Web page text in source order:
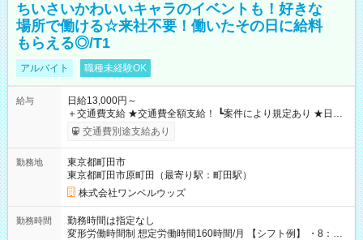
ちいさいかわいいキャラのイベントも！好きな
場所で働ける☆来社不要！働いたその日に給料
もらえる◎/T1
アルバイト 職種未経験OK
給与
日給13,000円～
＋交通費支給 ★交通費全額支給！ ┗案件により規定あり ★日払
いOK！（規定あり） ┗働いたその日に現金GET♪ お仕事後はコ
ンビニATMから 日払い分を引き落とせます！ 【試用期間】試
交通費別途支給あり
勤務地
東京都町田市
東京都町田市原町田（最寄り駅：町田駅）
株式会社ワンベルウッズ
勤務時間
勤務時間は指定なし
変形労働時間制 想定労働時間160時間/月 【シフト例】 ・8：00